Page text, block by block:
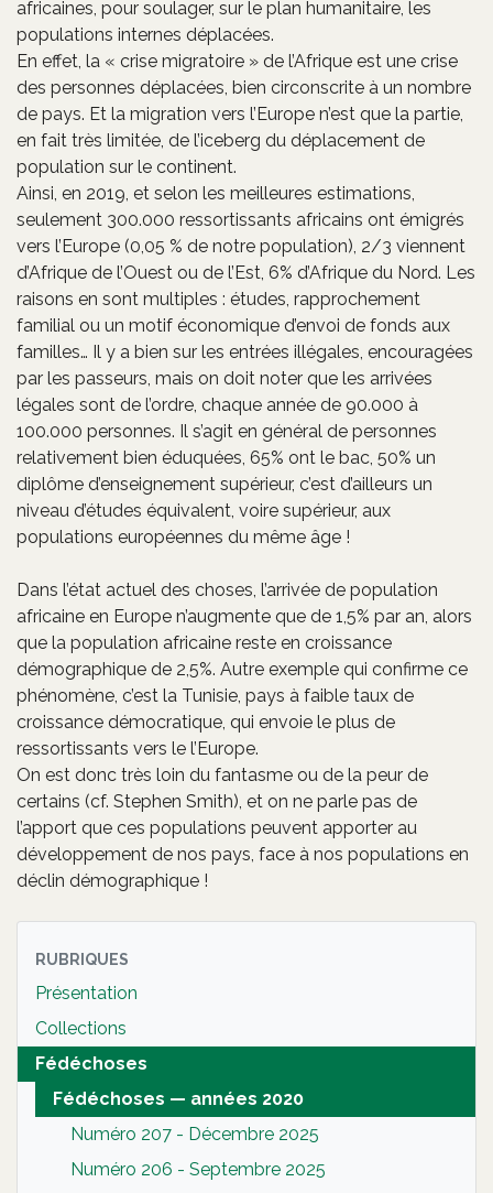
africaines, pour soulager, sur le plan humanitaire, les
populations internes déplacées.
En effet, la « crise migratoire » de l’Afrique est une crise
des personnes déplacées, bien circonscrite à un nombre
de pays. Et la migration vers l’Europe n’est que la partie,
en fait très limitée, de l’iceberg du déplacement de
population sur le continent.
Ainsi, en 2019, et selon les meilleures estimations,
seulement 300.000 ressortissants africains ont émigrés
vers l’Europe (0,05 % de notre population), 2/3 viennent
d’Afrique de l’Ouest ou de l’Est, 6% d’Afrique du Nord. Les
raisons en sont multiples : études, rapprochement
familial ou un motif économique d’envoi de fonds aux
familles… Il y a bien sur les entrées illégales, encouragées
par les passeurs, mais on doit noter que les arrivées
légales sont de l’ordre, chaque année de 90.000 à
100.000 personnes. Il s’agit en général de personnes
relativement bien éduquées, 65% ont le bac, 50% un
diplôme d’enseignement supérieur, c’est d’ailleurs un
niveau d’études équivalent, voire supérieur, aux
populations européennes du même âge !
Dans l’état actuel des choses, l’arrivée de population
africaine en Europe n’augmente que de 1,5% par an, alors
que la population africaine reste en croissance
démographique de 2,5%. Autre exemple qui confirme ce
phénomène, c’est la Tunisie, pays à faible taux de
croissance démocratique, qui envoie le plus de
ressortissants vers le l’Europe.
On est donc très loin du fantasme ou de la peur de
certains (cf. Stephen Smith), et on ne parle pas de
l’apport que ces populations peuvent apporter au
développement de nos pays, face à nos populations en
déclin démographique !
RUBRIQUES
Présentation
Collections
Fédéchoses
Fédéchoses — années 2020
Numéro 207 - Décembre 2025
Numéro 206 - Septembre 2025